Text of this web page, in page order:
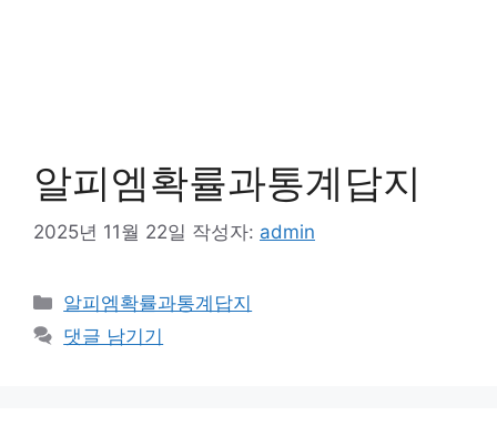
알피엠확률과통계답지
2025년 11월 22일 작성자: admin
카
테
고
알피엠확률과통계답지
댓글 남기기